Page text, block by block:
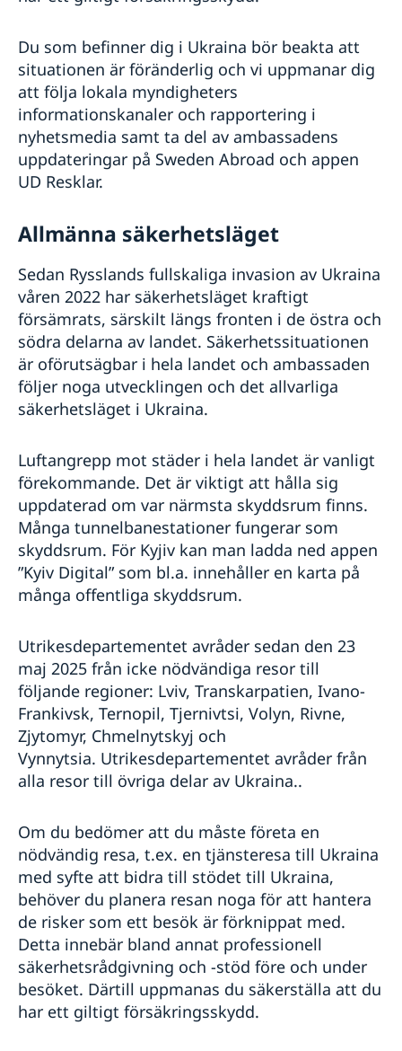
Du som befinner dig i Ukraina bör beakta att
situationen är föränderlig och vi uppmanar dig
att följa lokala myndigheters
informationskanaler och rapportering i
nyhetsmedia samt ta del av ambassadens
uppdateringar på Sweden Abroad och appen
UD Resklar.
Allmänna säkerhetsläget
Sedan Rysslands fullskaliga invasion av Ukraina
våren 2022 har säkerhetsläget kraftigt
försämrats, särskilt längs fronten i de östra och
södra delarna av landet. Säkerhetssituationen
är oförutsägbar i hela landet och ambassaden
följer noga utvecklingen och det allvarliga
säkerhetsläget i Ukraina.
Luftangrepp mot städer i hela landet är vanligt
förekommande. Det är viktigt att hålla sig
uppdaterad om var närmsta skyddsrum finns.
Många tunnelbanestationer fungerar som
skyddsrum. För Kyjiv kan man ladda ned appen
”Kyiv Digital” som bl.a. innehåller en karta på
många offentliga skyddsrum.
Utrikesdepartementet avråder sedan den 23
maj 2025 från icke nödvändiga resor till
följande regioner: Lviv, Transkarpatien, Ivano-
Frankivsk, Ternopil, Tjernivtsi, Volyn, Rivne,
Zjytomyr, Chmelnytskyj och
Vynnytsia. Utrikesdepartementet avråder från
alla resor till övriga delar av Ukraina..
Om du bedömer att du måste företa en
nödvändig resa, t.ex. en tjänsteresa till Ukraina
med syfte att bidra till stödet till Ukraina,
behöver du planera resan noga för att hantera
de risker som ett besök är förknippat med.
Detta innebär bland annat professionell
säkerhetsrådgivning och -stöd före och under
besöket. Därtill uppmanas du säkerställa att du
har ett giltigt försäkringsskydd.